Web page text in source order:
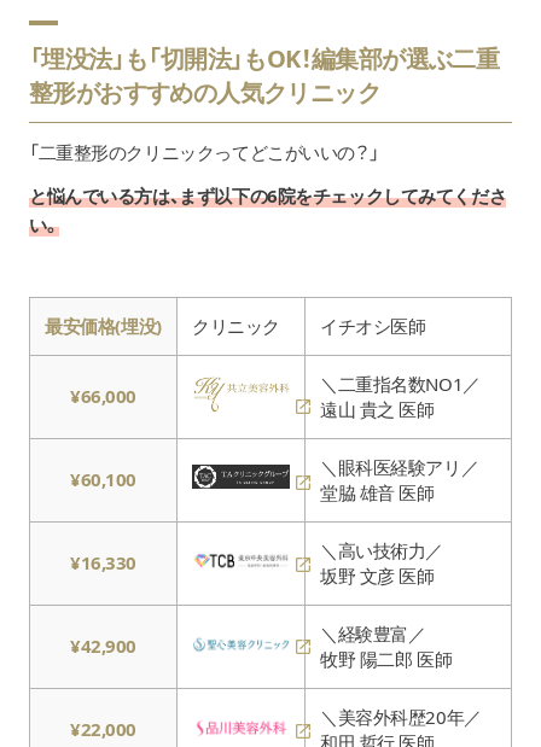
「埋没法」も「切開法」もOK！編集部が選ぶ二重
整形がおすすめの人気クリニック
「二重整形のクリニックってどこがいいの？」
と悩んでいる方は、まず以下の6院をチェックしてみてくださ
い。
最安価格(埋没) クリニック イチオシ医師
¥66,000
＼二重指名数NO1／
遠山 貴之 医師
¥60,100
＼眼科医経験アリ／
堂脇 雄音 医師
¥16,330
＼高い技術力／
坂野 文彦 医師
¥42,900
＼経験豊富／
牧野 陽二郎 医師
¥22,000
＼美容外科歴20年／
和田 哲行 医師